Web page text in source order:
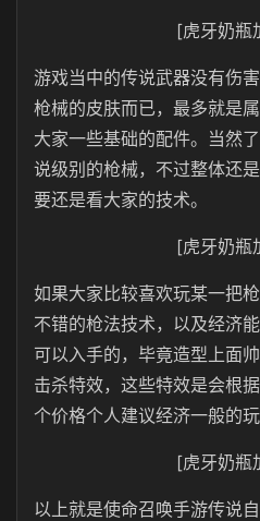
[虎牙奶瓶
游戏当中的传说武器没有伤
枪械的皮肤而已，最多就是
大家一些基础的配件。当然
说级别的枪械，不过整体还
要还是看大家的技术。
[虎牙奶瓶
如果大家比较喜欢玩某一把
不错的枪法技术，以及经济
可以入手的，毕竟造型上面
击杀特效，这些特效是会根
个价格个人建议经济一般的玩
[虎牙奶瓶
以上就是使命召唤手游传说